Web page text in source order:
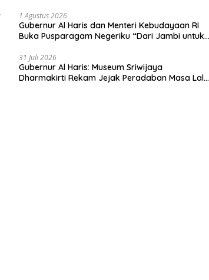
1 Agustus 2026
Gubernur Al Haris dan Menteri Kebudayaan RI
Buka Pusparagam Negeriku “Dari Jambi untuk
Dorong Ekonomi Kreatif
31 Juli 2026
Gubernur Al Haris: Museum Sriwijaya
Dharmakirti Rekam Jejak Peradaban Masa Lalu